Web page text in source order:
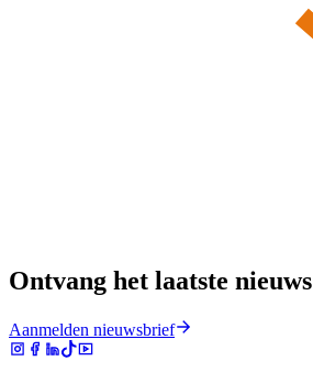
Ontvang het laatste nieuws
Aanmelden nieuwsbrief